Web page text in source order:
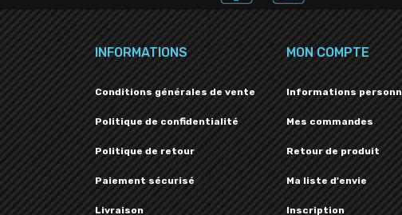
INFORMATIONS
Conditions générales de vente
Politique de confidentialité
Politique de retour
Paiement sécurisé
Livraison
MON COMPTE
Informations
Mes commandes
Retour de produit
Ma liste d'envie
Inscription